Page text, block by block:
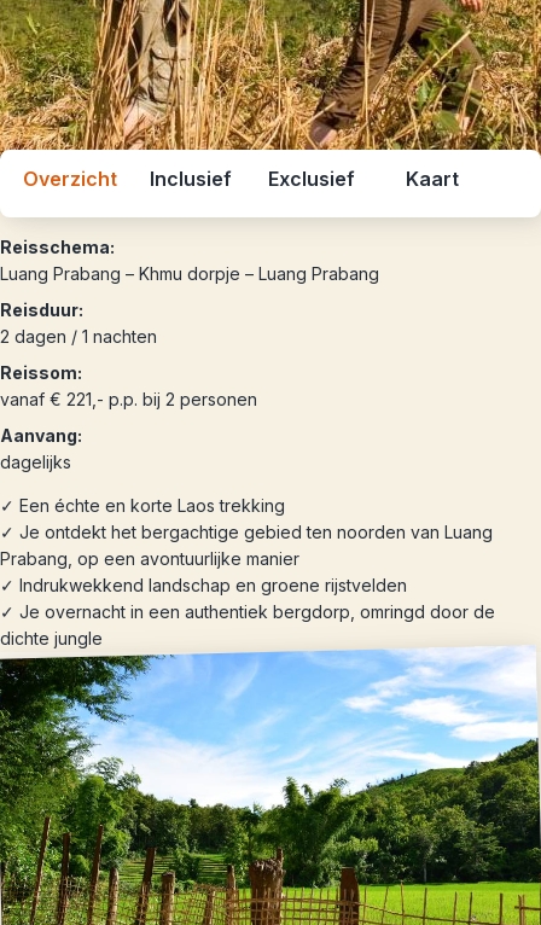
Overzicht Inclusief Exclusief Kaart
Reisschema:
Luang Prabang – Khmu dorpje – Luang Prabang
Reisduur:
2 dagen / 1 nachten
Reissom:
vanaf € 221,- p.p. bij 2 personen
Aanvang:
dagelijks
✓ Een échte en korte Laos trekking
✓ Je ontdekt het bergachtige gebied ten noorden van Luang
Prabang, op een avontuurlijke manier
✓ Indrukwekkend landschap en groene rijstvelden
✓ Je overnacht in een authentiek bergdorp, omringd door de
dichte jungle